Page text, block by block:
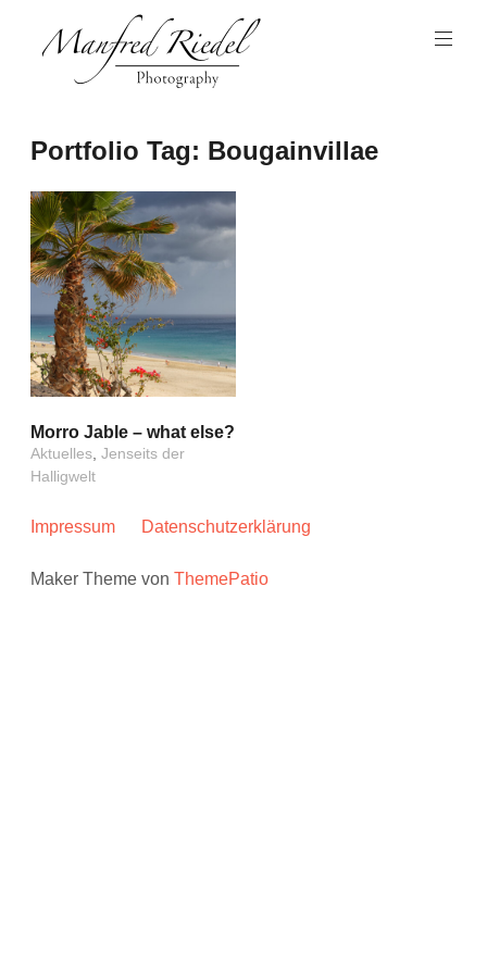
Inhalt
Manfred
Riedel
Portfolio Tag: Bougainvillae
Morro Jable – what else?
Aktuelles ,Jenseits der
Halligwelt
Impressum Datenschutzerklärung
Maker Theme vonThemePatio